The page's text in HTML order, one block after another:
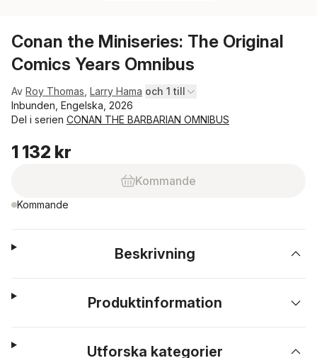
Conan the Miniseries: The Original
Comics Years Omnibus
Av Roy Thomas Larry Hama och 1 till
Inbunden, Engelska, 2026
Del i serien CONAN THE BARBARIAN OMNIBUS
1 132 kr
Kommande
Kommande
Beskrivning
Produktinformation
Utforska kategorier